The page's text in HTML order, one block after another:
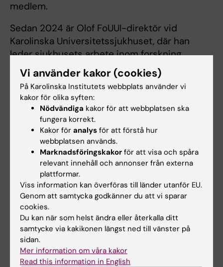
medlem.
Sedan 2024 är Olof FoUUI-direktör vid
Karolinska Universitetssjukhuset, där han
leder sjukhusets arbete inom forskning,
utbildning, utveckling och innovation. Med sin
breda erfarenhet som professor vid Karolinska
Institutet och tidigare verksamhetschef vid
Tema Cancer har han en viktig roll i att
vidareutveckla sjukhusets akademiska och
forskningsnära verksamhet.
Uppdaterad av:
Lilian Pagrot 2026-05-18
Dela
Vi använder kakor (cookies)
På Karolinska Institutets webbplats använder vi
kakor för olika syften:
Nödvändiga kakor för att webbplatsen ska
fungera korrekt.
Kakor för analys för att förstå hur
webbplatsen används.
Marknadsföringskakor för att visa och spåra
relevant innehåll och annonser från externa
plattformar.
Viss information kan överföras till länder utanför EU.
Genom att samtycka godkänner du att vi sparar
cookies.
Du kan när som helst ändra eller återkalla ditt
samtycke via kakikonen längst ned till vänster på
sidan.
Mer information om våra kakor
Read this information in English